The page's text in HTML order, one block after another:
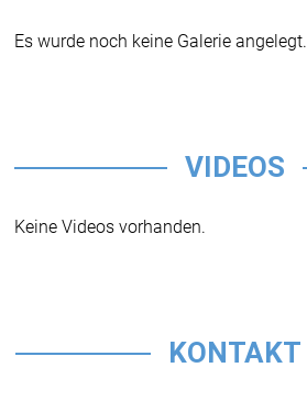
Es wurde noch keine Galerie angelegt.
VIDEOS
Keine Videos vorhanden.
KONTAKT